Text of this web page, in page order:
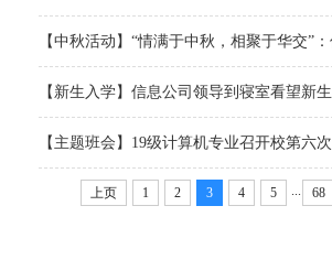
【新生入学】信息公司领导到寝室看望新生
上页 1 2 3 4 5 ... 68